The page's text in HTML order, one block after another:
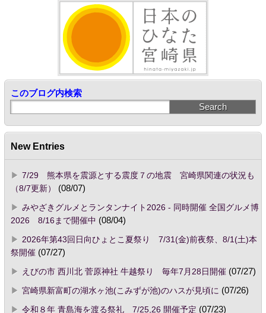
このブログ内検索
New Entries
7/29 熊本県を震源とする震度７の地震 宮崎県関連の状況も
（8/7更新）
(08/07)
みやざきグルメとランタンナイト2026 - 同時開催 全国グルメ博
2026 8/16まで開催中 (08/04)
2026年第43回日向ひょとこ夏祭り 7/31(金)前夜祭、8/1(土)本
祭開催(07/27)
えびの市 西川北 菅原神社 牛越祭り 毎年7月28日開催(07/27)
宮崎県新富町の湖水ヶ池(こみずが池)のハスが見頃に (07/26)
令和８年 青島海を渡る祭礼 7/25,26 開催予定 (07/23)